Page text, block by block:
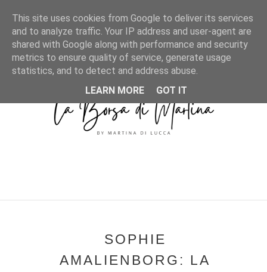
MENU
SOPHIE
AMALIENBORG: LA
This site uses cookies from Google to deliver its services
and to analyze traffic. Your IP address and user-agent are
shared with Google along with performance and security
metrics to ensure quality of service, generate usage
statistics, and to detect and address abuse.
LEARN MORE
GOT IT